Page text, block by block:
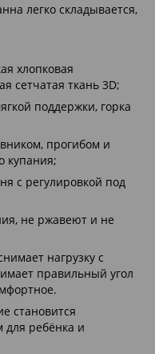
легко складывается,
хлопковая
сетчатая ткань 3D;
поддержки, горка
прогибом и
купания;
с регулировкой под
не ржавеют и не
нагрузку с
правильный угол
становится
ребёнка и